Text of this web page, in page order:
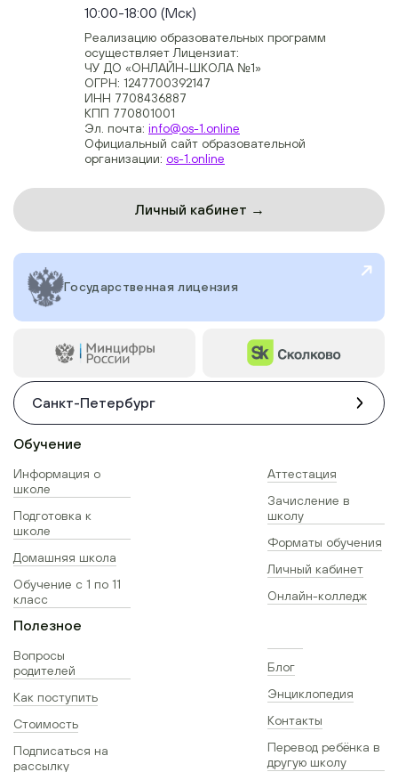
10:00-18:00 (Мск)
Реализацию образовательных программ
осуществляет Лицензиат:
ЧУ ДО «ОНЛАЙН-ШКОЛА №1»
ОГРН: 1247700392147
ИНН 7708436887
КПП 770801001
Эл. почта: info@os-1.online
Официальный сайт образовательной
организации: os-1.online
Личный кабинет →
Государственная лицензия
Санкт-Петербург
Обучение
Информация о
школе
Подготовка к
школе
Домашняя школа
Обучение с 1 по 11
класс
Аттестация
Зачисление в
школу
Форматы обучения
Личный кабинет
Онлайн-колледж
Полезное
Вопросы
родителей
Как поступить
Стоимость
Подписаться на
рассылку
Блог
Энциклопедия
Контакты
Перевод ребёнка в
другую школу